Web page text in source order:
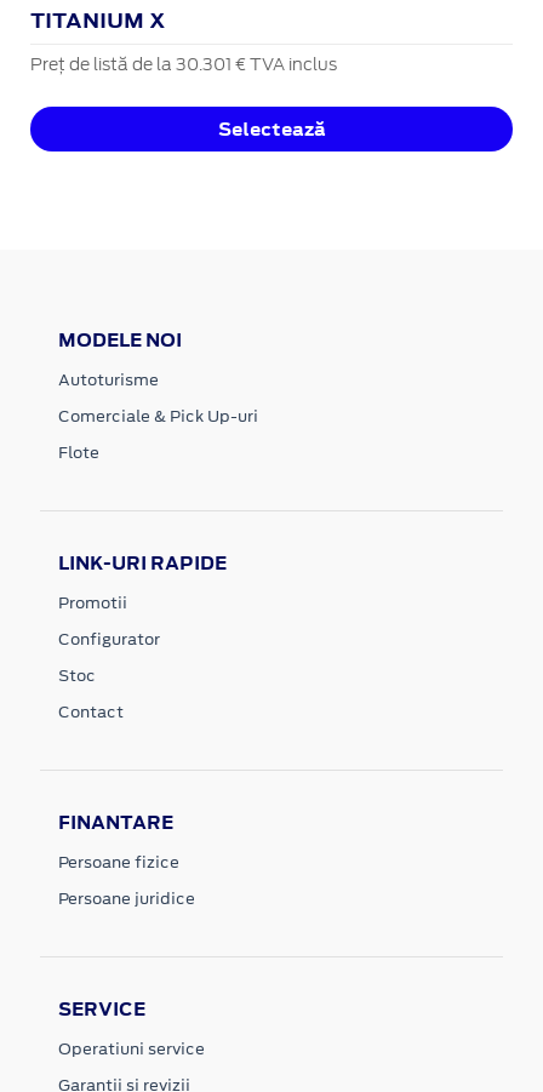
TITANIUM X
Preț de listă de la 30.301 € TVA inclus
Selectează
MODELE NOI
Autoturisme
Comerciale & Pick Up-uri
Flote
LINK-URI RAPIDE
Promotii
Configurator
Stoc
Contact
FINANTARE
Persoane fizice
Persoane juridice
SERVICE
Operatiuni service
Garantii si revizii